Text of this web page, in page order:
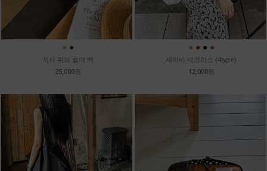
● ●
지사 위브 숄더 백
25,000원
● ● ● ●
세이바 네크리스 (4type)
12,000원